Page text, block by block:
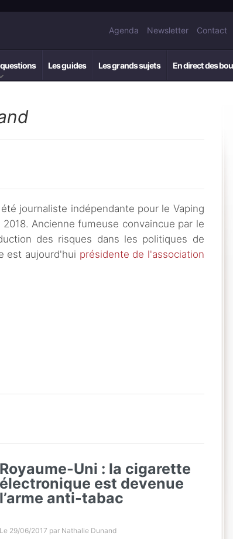
Agenda Newsletter Contact
questions Les guides Les grands sujets En direct des
journaliste indépendante pour le Vaping
Ancienne fumeuse convaincue par le
des risques dans les politiques de
est aujourd'hui présidente de l'association
Royaume-Uni : la cigarette
électronique est devenue
l’arme anti-tabac
Le 29/06/2017 par Nathalie Dunand